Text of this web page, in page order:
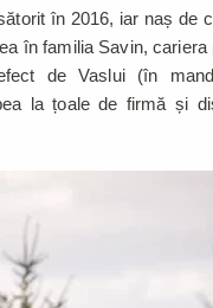
în 2016, iar naș de
în familia Savin,
de Vaslui (în
la țoale de firmă și